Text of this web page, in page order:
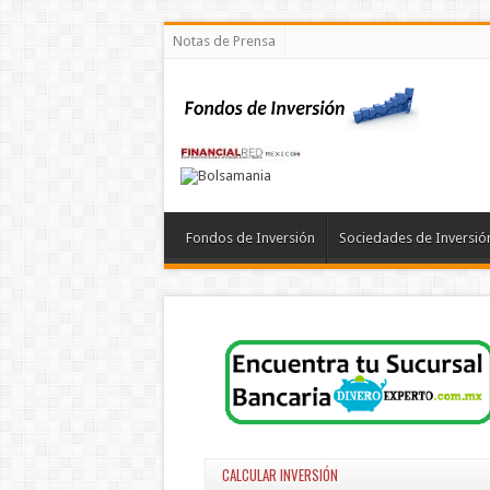
Notas de Prensa
Fondos de Inversión Sociedades de